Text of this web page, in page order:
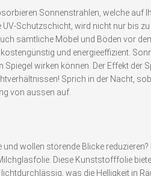
Sonnenstrahlen, welche auf
Schutzschicht, wird nicht nur bis zu
sämtliche Möbel und Böden vor
und energieeffizient.
wirken können. Der Effekt der
Sprich in der Nacht,
von aussen auf.
wollen störende Blicke reduzieren?
Diese Kunststofffolie
was die Helligkeit in